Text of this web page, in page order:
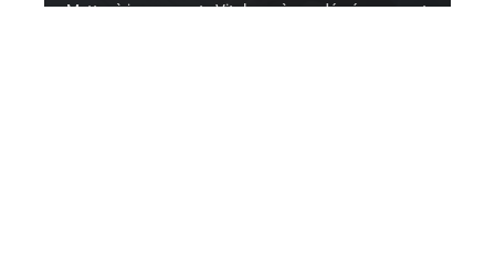
Mettre à jour sa carte Vitale après un déménagement